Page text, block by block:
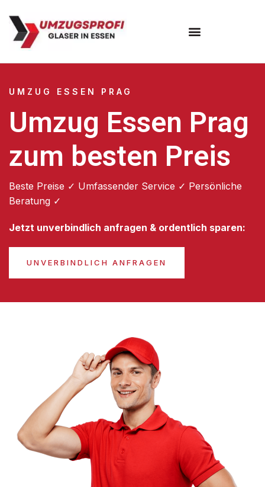
UMZUG ESSEN PRAG
Umzug Essen Prag
zum besten Preis
Beste Preise ✓ Umfassender Service ✓ Persönliche
Beratung ✓
Jetzt unverbindlich anfragen & ordentlich sparen:
UNVERBINDLICH ANFRAGEN